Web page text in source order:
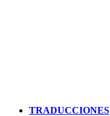
TRADUCCIONES